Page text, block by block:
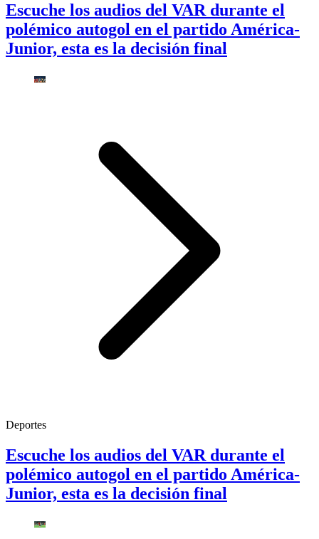
Escuche los audios del VAR durante el
polémico autogol en el partido América-
Junior, esta es la decisión final
Deportes
Escuche los audios del VAR durante el
polémico autogol en el partido América-
Junior, esta es la decisión final